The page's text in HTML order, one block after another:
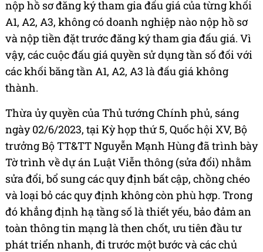
nộp hồ sơ đăng ký tham gia đấu giá của từng khối
A1, A2, A3, không có doanh nghiệp nào nộp hồ sơ
và nộp tiền đặt trước đăng ký tham gia đấu giá. Vì
vậy, các cuộc đấu giá quyền sử dụng tần số đối với
các khối băng tần A1, A2, A3 là đấu giá không
thành.
Thừa ủy quyền của Thủ tướng Chính phủ, sáng
ngày 02/6/2023, tại Kỳ họp thứ 5, Quốc hội XV, Bộ
trưởng Bộ TT&TT Nguyễn Mạnh Hùng đã trình bày
Tờ trình về dự án Luật Viễn thông (sửa đổi) nhằm
sửa đổi, bổ sung các quy định bất cập, chồng chéo
và loại bỏ các quy định không còn phù hợp. Trong
đó khẳng định hạ tầng số là thiết yếu, bảo đảm an
toàn thông tin mạng là then chốt, ưu tiên đầu tư
phát triển nhanh, đi trước một bước và các chủ